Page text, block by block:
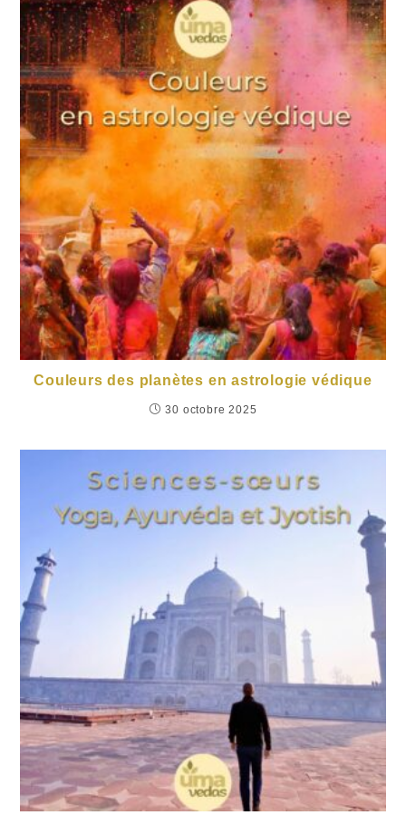
Couleurs des planètes en astrologie védique
30 octobre 2025